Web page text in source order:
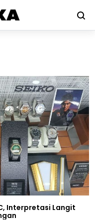
Interpretasi Langit